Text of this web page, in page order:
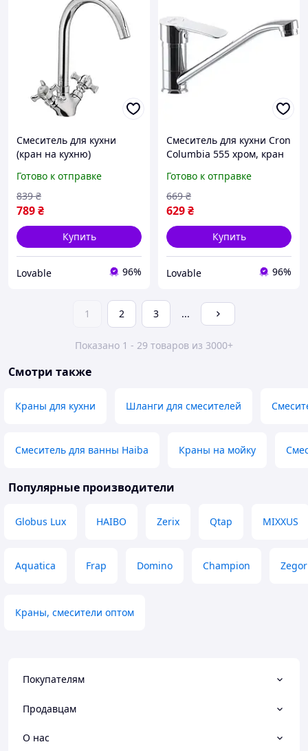
Смеситель для кухни
(кран на кухню)
Zeus 275 с высоким
поворотным изливом,
Хром
Готово к отправке
789₴
839 ₴
Купить
Lovable 96%
Смеситель для кухни Cron
Columbia 555 хром, кран
однорычажный
поворотный (на гайке)
Готово к отправке
629₴
669 ₴
Купить
Lovable 96%
1 2 3 ...
Показано 1 - 29 товаров из 3000+
Смотри также
Краны для кухни Шланги для смесителей
Смеситель для ванны Haiba Краны на мойку
Популярные производители
Globus Lux HAIBO Zerix Qtap MIXXUS
Aquatica Frap Domino Champion Zegor
Краны, смесители оптом
Покупателям
Продавцам
О нас